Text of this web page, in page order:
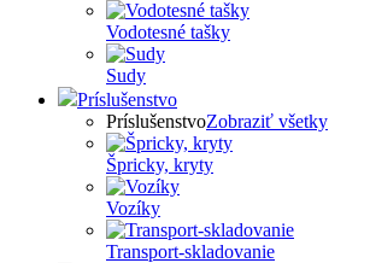
Vodotesné tašky
Sudy
Príslušenstvo
PríslušenstvoZobraziť všetky
Špricky, kryty
Vozíky
Transport-skladovanie